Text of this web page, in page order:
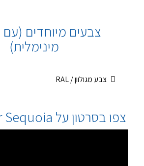
צבעים מיוחדים
מינימלית)
צבע מגולוון / RAL
צפו בסרטון על Cantilever Sequoia: